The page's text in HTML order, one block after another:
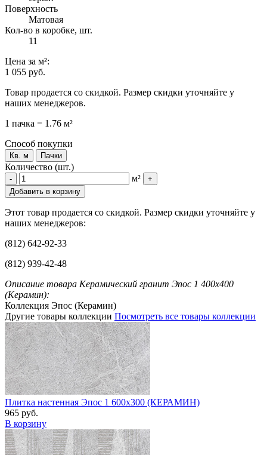
Поверхность
Матовая
Кол-во в коробке, шт.
11
Цена за м²:
1 055 руб.
Товар продается со скидкой. Размер скидки уточняйте у
наших менеджеров.
1 пачка = 1.76 м²
Способ покупки
Кв. м Пачки
Количество (шт.)
- м²
+
Добавить в корзину
Этот товар продается со скидкой. Размер скидки уточняйте у
наших менеджеров:
(812) 642-92-33
(812) 939-42-48
Описание товара Керамический гранит Эпос 1 400х400
(Керамин):
Коллекция Эпос (Керамин)
Другие товары коллекции Посмотреть все товары коллекции
Плитка настенная Эпос 1 600х300 (КЕРАМИН)
965 руб.
В корзину